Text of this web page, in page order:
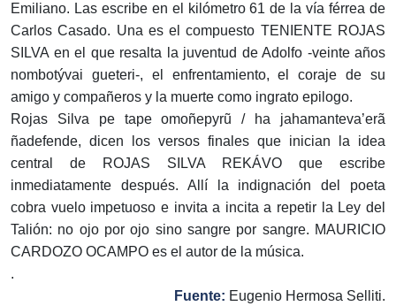
Emiliano. Las escribe en el kilómetro 61 de la vía férrea de
Carlos Casado. Una es el compuesto TENIENTE ROJAS
SILVA en el que resalta la juventud de Adolfo -veinte años
nombotývai gueteri-, el enfrentamiento, el coraje de su
amigo y compañeros y la muerte como ingrato epilogo.
Rojas Silva pe tape omoñepyrũ / ha jahamanteva’erã
ñadefende, dicen los versos finales que inician la idea
central de ROJAS SILVA REKÁVO que escribe
inmediatamente después. Allí la indignación del poeta
cobra vuelo impetuoso e invita a incita a repetir la Ley del
Talión: no ojo por ojo sino sangre por sangre. MAURICIO
CARDOZO OCAMPO es el autor de la música.
.
Fuente: Eugenio Hermosa Selliti.